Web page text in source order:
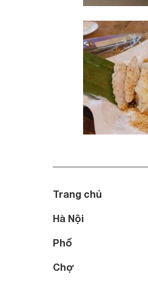
Trang chủ
Hà Nội
Phố
Chợ